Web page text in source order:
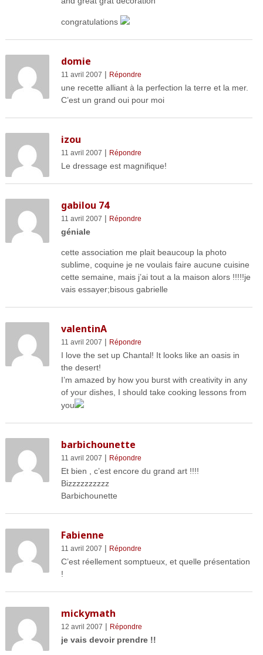
congratulations
domie
11 avril 2007 | Répondre
une recette alliant à la perfection la terre et la mer.
C’est un grand oui pour moi
izou
11 avril 2007 | Répondre
Le dressage est magnifique!
gabilou 74
11 avril 2007 | Répondre
géniale
cette association me plait beaucoup la photo
sublime, coquine je ne voulais faire aucune cuisine
cette semaine, mais j’ai tout a la maison alors !!!!!je
vais essayer;bisous gabrielle
valentinA
11 avril 2007 | Répondre
I love the set up Chantal! It looks like an oasis in
the desert!
I’m amazed by how you burst with creativity in any
of your dishes, I should take cooking lessons from
you
barbichounette
11 avril 2007 | Répondre
Et bien , c’est encore du grand art !!!!
Bizzzzzzzzzz
Barbichounette
Fabienne
11 avril 2007 | Répondre
C’est réellement somptueux, et quelle présentation
!
mickymath
12 avril 2007 | Répondre
je vais devoir prendre !!